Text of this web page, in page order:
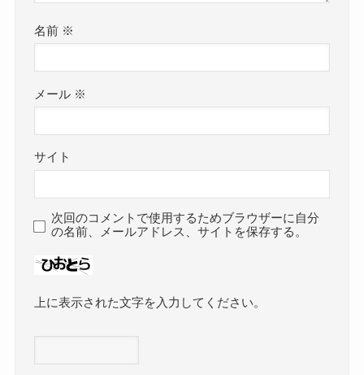
名前 ※
メール ※
サイト
次回のコメントで使用するためブラウザーに自分
の名前、メールアドレス、サイトを保存する。
上に表示された文字を入力してください。